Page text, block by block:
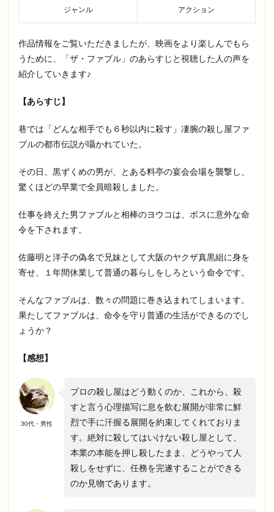
ジャンル アクション
作品情報をご覧いただきましたが、映画をより楽しんでもら
うために、「ザ・ファブル」のあらすじと視聴した人の声を
紹介していきます♪
【あらすじ】
巷では「どんな相手でも６秒以内に殺す」凄腕の殺し屋ファ
ブルの都市伝説が囁かれていた。
その日、黒ずくめの男が、とある料亭の宴会会場を襲撃し、
驚くほどの早業で全員暗殺しました。
仕事を終えた男ファブルと相棒のヨウコは、ボスに意外な命
令を下されます。
佐藤明と洋子の偽名で兄妹として大阪のヤクザ真黒組に身を
寄せ、１年間休業して普通の暮らしをしろという命令です。
そんなファブルは、数々の問題に巻き込まれてしまいます。
果たしてファブルは、命令を守り普通の生活ができるのでし
ょうか？
【感想】
30代・男性
プロの殺し屋はどう動くのか、これから、殺
すと言う心理描写に息を飲む展開が非常に鮮
烈で手に汗握る展開を約束してくれておりま
す。絶対に殺してはいけない殺し屋として、
本業の本能を押し殺したまま、どうやって人
殺しをせずに、任務を完遂することができる
のか見物であります。